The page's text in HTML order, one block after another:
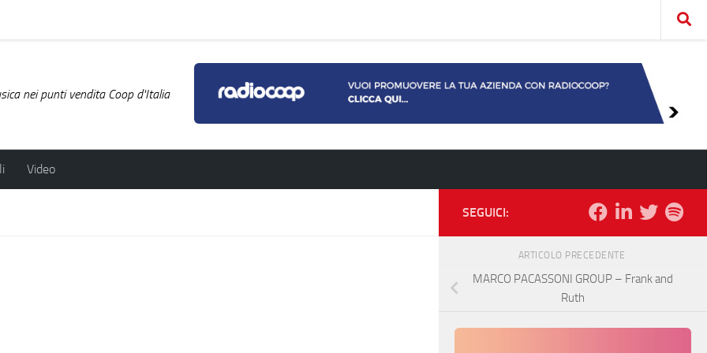
nei punti vendita Coop d'Italia
Video
SEGUICI:
ARTICOLO PRECEDENTE
MARCO PACASSONI GROUP – Frank and
Ruth